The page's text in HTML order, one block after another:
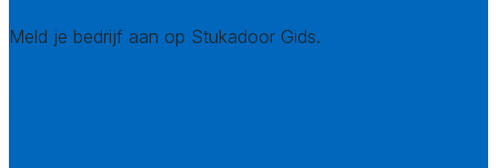
Meld je bedrijf aan op Stukadoor Gids.